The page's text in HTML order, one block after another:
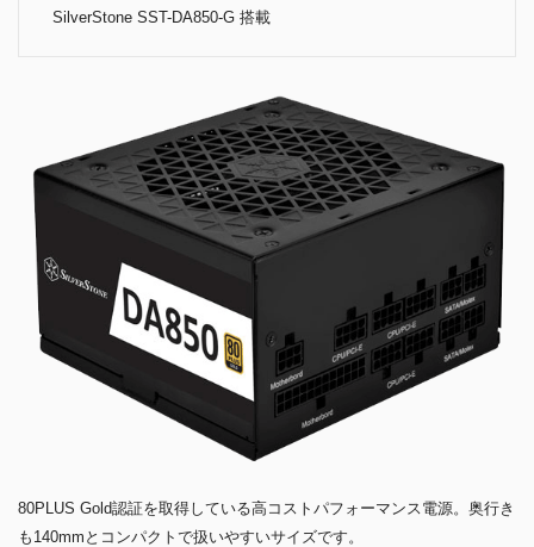
SilverStone SST-DA850-G 搭載
80PLUS Gold認証を取得している高コストパフォーマンス電源。奥行き
も140mmとコンパクトで扱いやすいサイズです。